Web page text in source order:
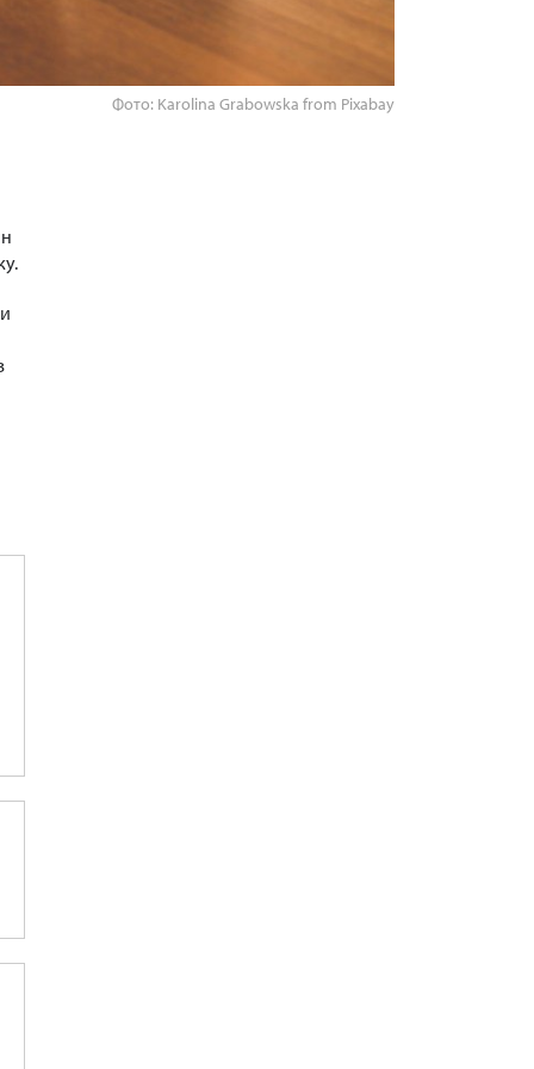
Фото: Karolina Grabowska from Pixabay